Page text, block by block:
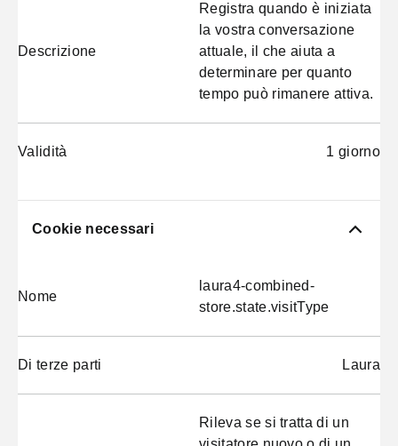
Descrizione
Registra quando è iniziata
la vostra conversazione
attuale, il che aiuta a
determinare per quanto
tempo può rimanere attiva.
Validità 1 giorno
Cookie necessari
Nome
laura4-combined-
store.state.visitType
Di terze parti Laura
Rileva se si tratta di un